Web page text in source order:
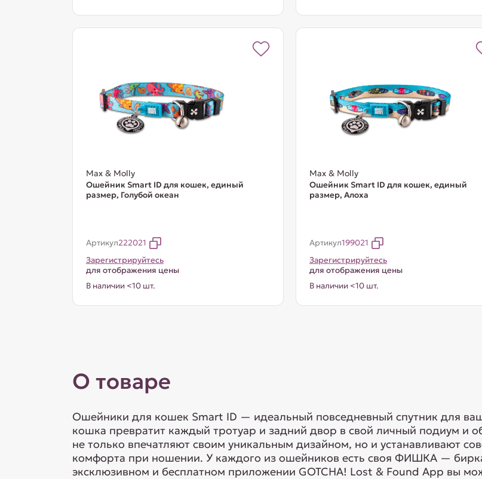
Max & Molly
Ошейник Smart ID для кошек, единый
размер, Голубой океан
Артикул222021
Зарегистрируйтесь
для отображения цены
В наличии <10 шт.
Max & Molly
Ошейник Smart ID для кошек, единый
размер, Алоха
Артикул199021
Зарегистрируйтесь
для отображения цены
В наличии <10 шт.
О товаре
Ошейники для кошек Smart ID — идеальный повседневный спутник для
кошка превратит каждый тротуар и задний двор в свой личный подиум и
не только впечатляют своим уникальным дизайном, но и устанавливают
комфорта при ношении. У каждого из ошейников есть своя ФИШКА —
эксклюзивном и бесплатном приложении GOTCHA! Lost & Found App вы